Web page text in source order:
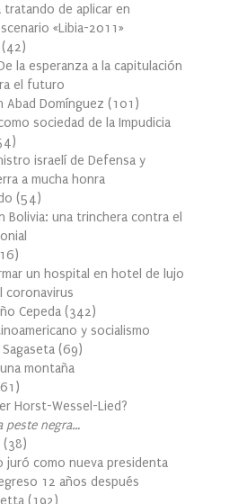
tratando de aplicar en
«Libia-2011»
(42)
la esperanza a la capitulación
el futuro
Abad Domínguez (101 )
sociedad de la Impudicia
)
israelí de Defensa y
a mucha honra
(54)
Bolivia: una trinchera contra el
16)
un hospital en hotel de lujo
coronavirus
Cepeda (342)
y socialismo
(69)
montaña
)
Horst-Wessel-Lied?
peste negra…
(38)
juró como nueva presidenta
12 años después